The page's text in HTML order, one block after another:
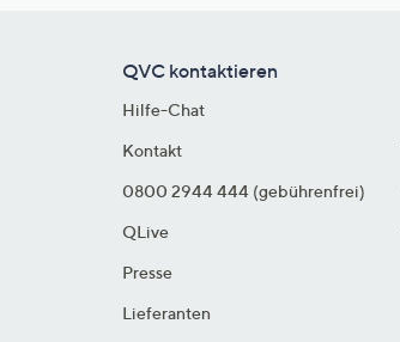
QVC kontaktieren
Hilfe-Chat
Kontakt
0800 2944 444 (gebührenfrei)
QLive
Presse
Lieferanten